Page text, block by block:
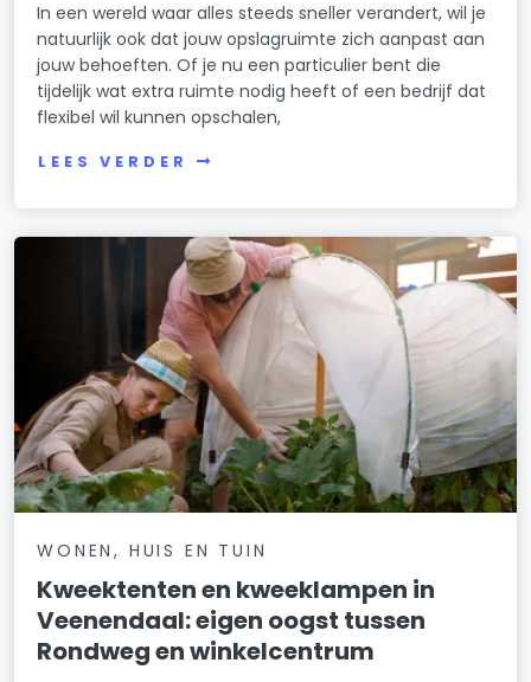
In een wereld waar alles steeds sneller verandert, wil je
natuurlijk ook dat jouw opslagruimte zich aanpast aan
jouw behoeften. Of je nu een particulier bent die
tijdelijk wat extra ruimte nodig heeft of een bedrijf dat
flexibel wil kunnen opschalen,
LEES VERDER
WONEN, HUIS EN TUIN
Kweektenten en kweeklampen in
Veenendaal: eigen oogst tussen
Rondweg en winkelcentrum